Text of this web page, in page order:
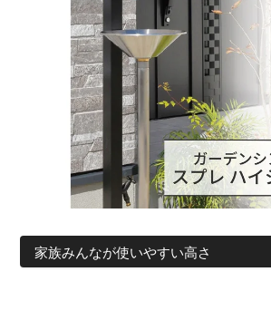
家族みんなが使いやすい高さ